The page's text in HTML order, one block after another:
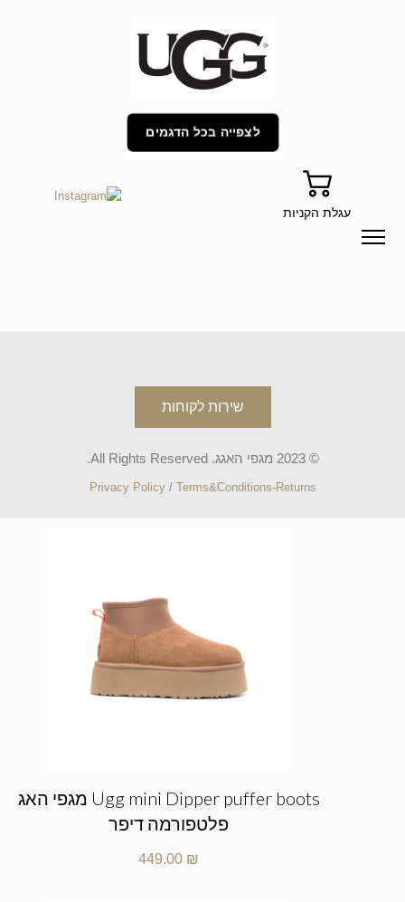
לצפייה בכל הדגמים
עגלת הקניות
שירות לקוחות
© 2023 מגפי האגג. All Rights Reserved.
Privacy Policy/ Terms&Conditions-Returns
Ugg mini Dipper puffer boots מגפי האג
פלטפורמה דיפר
449.00 ₪